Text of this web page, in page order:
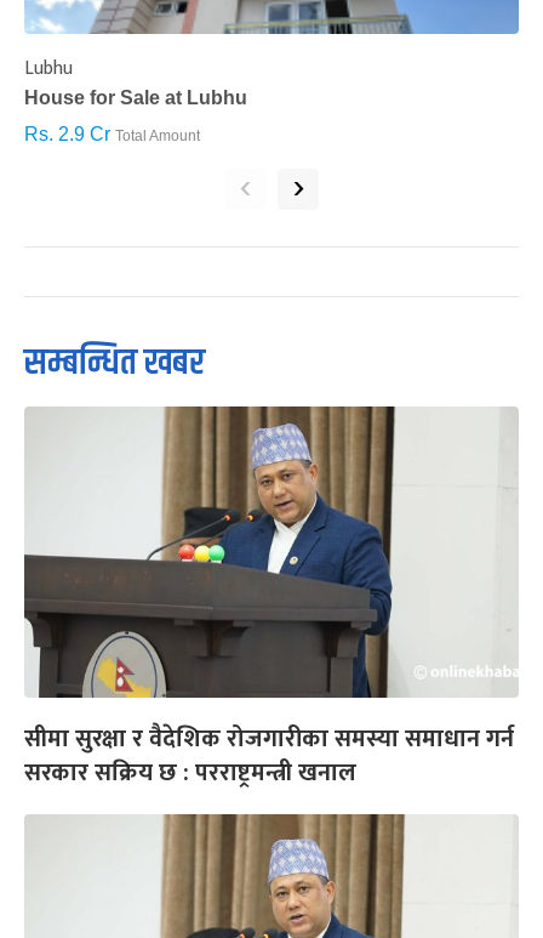
Lubhu
House for Sale at Lubhu
Rs. 2.9 Cr Total Amount
‹ ›
सम्बन्धित खबर
सीमा सुरक्षा र वैदेशिक रोजगारीका समस्या समाधान गर्न
सरकार सक्रिय छ : परराष्ट्रमन्त्री खनाल